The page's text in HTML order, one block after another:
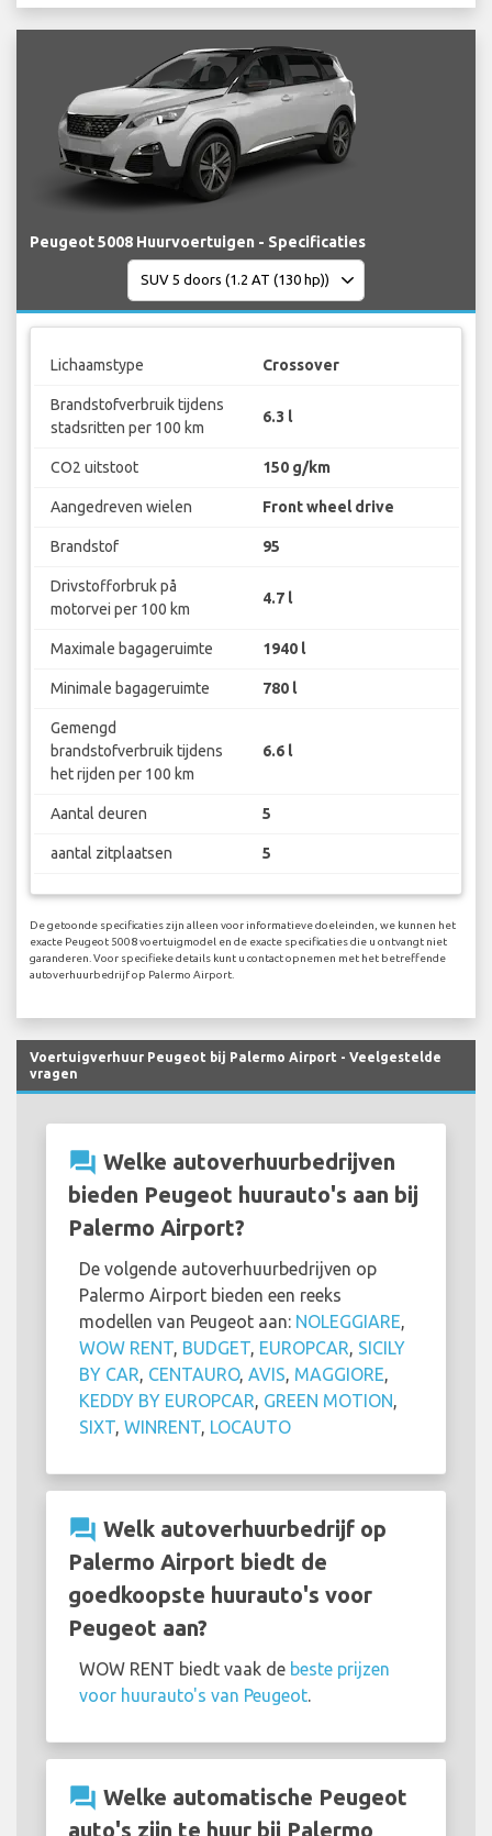
Peugeot 5008 Huurvoertuigen - Specificaties
Lichaamstype Crossover
Brandstofverbruik tijdens
stadsritten per 100 km
6.3 l
CO2 uitstoot 150 g/km
Aangedreven wielen Front wheel drive
Brandstof 95
Drivstofforbruk på
motorvei per 100 km
4.7 l
Maximale bagageruimte 1940 l
Minimale bagageruimte 780 l
Gemengd
brandstofverbruik tijdens
het rijden per 100 km
6.6 l
Aantal deuren 5
aantal zitplaatsen 5
De getoonde specificaties zijn alleen voor informatieve doeleinden, we kunnen het
exacte Peugeot 5008 voertuigmodel en de exacte specificaties die u ontvangt niet
garanderen. Voor specifieke details kunt u contact opnemen met het betreffende
autoverhuurbedrijf op Palermo Airport.
Voertuigverhuur Peugeot bij Palermo Airport - Veelgestelde
vragen
question_answer Welke autoverhuurbedrijven
bieden Peugeot huurauto's aan bij
Palermo Airport?
De volgende autoverhuurbedrijven op
Palermo Airport bieden een reeks
modellen van Peugeot aan: NOLEGGIARE
WOW RENT BUDGET EUROPCAR SICILY
BY CAR CENTAURO, AVIS MAGGIORE
KEDDY BY EUROPCAR GREEN MOTION
SIXT WINRENT LOCAUTO
question_answer Welk autoverhuurbedrijf op
Palermo Airport biedt de
goedkoopste huurauto's voor
Peugeot aan?
WOW RENT biedt vaak de beste prijzen
voor huurauto's van Peugeot
question_answer Welke automatische Peugeot
auto's zijn te huur bij Palermo